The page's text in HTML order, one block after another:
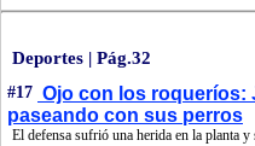
Deportes | Pág.32
#17 Ojo con los roqueríos:
paseando con sus perros
El defensa sufrió una herida en la planta